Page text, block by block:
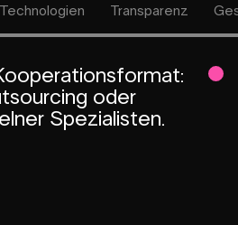
Transparenz
oder
Spezialisten.